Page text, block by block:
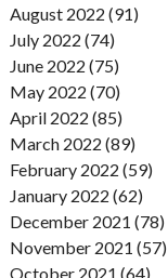
August 2022 (91)
July 2022 (74)
June 2022 (75)
May 2022 (70)
April 2022 (85)
March 2022 (89)
February 2022 (59)
January 2022 (62)
December 2021 (78)
November 2021 (57)
October 2021 (64)